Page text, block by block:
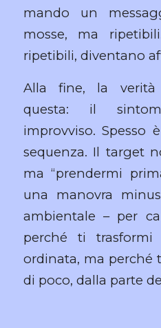
mando un
mosse, ma
ripetibili, diventano
Alla fine, la verità
questa: il
improvviso. Spesso
sequenza. Il target
ma “prendermi
una manovra
ambientale – per
perché ti
ordinata, ma perché
di poco, dalla parte